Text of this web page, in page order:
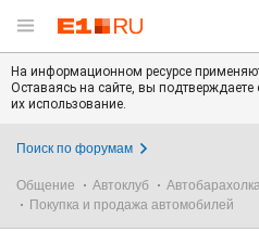
На информационном ресурсе
Оставаясь на сайте, вы подтверждаете
их использование.
Поиск по форумам
Общение Автоклуб
Покупка и продажа автомобилей